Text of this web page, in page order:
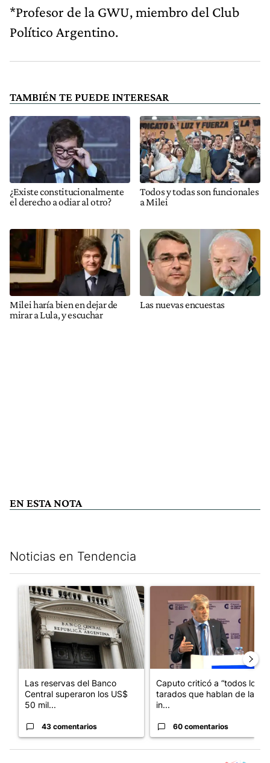
*Profesor de la GWU, miembro del Club
Político Argentino.
TAMBIÉN TE PUEDE INTERESAR
¿Existe constitucionalmente
el derecho a odiar al otro?
Todos y todas son funcionales
a Milei
Milei haría bien en dejar de
mirar a Lula, y escuchar
Las nuevas encuestas
EN ESTA NOTA
Noticias en Tendencia
Un artículo de tendencia con el título "Las reservas del Banco
Las reservas del Banco
Central superaron los US$
50 mil...
43 comentarios
Caputo criticó a “todos los
tarados que hablan de la
in...
60 comentarios